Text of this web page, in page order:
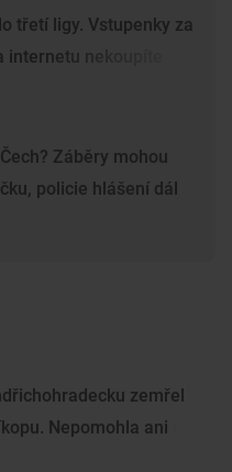
třetí ligy. Vstupenky za
internetu nekoupíte
Záběry mohou
policie hlášení dál
zemřel
Nepomohla ani